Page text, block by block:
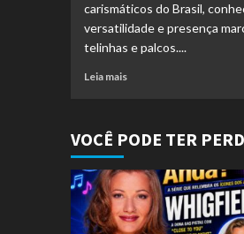
carismáticos do Brasil,
versatilidade e presença
telinhas e palcos....
Leia mais
VOCÊ PODE TER